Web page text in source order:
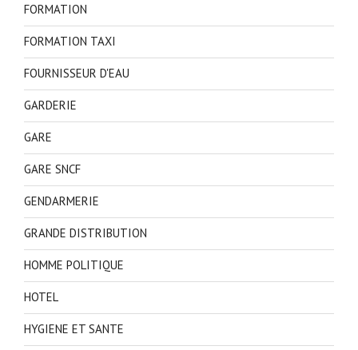
FORMATION
FORMATION TAXI
FOURNISSEUR D'EAU
GARDERIE
GARE
GARE SNCF
GENDARMERIE
GRANDE DISTRIBUTION
HOMME POLITIQUE
HOTEL
HYGIENE ET SANTE